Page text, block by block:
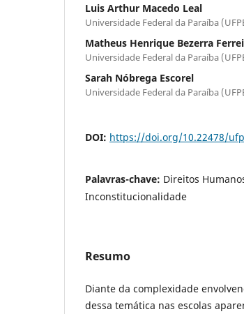
Luis Arthur Macedo Leal
Universidade Federal da Paraíba
Matheus Henrique Bezerra
Universidade Federal da Paraíba
Sarah Nóbrega Escorel
Universidade Federal da Paraíba
DOI: https://doi.org/10.22478/
Palavras-chave: Direitos
Inconstitucionalidade
Resumo
Diante da complexidade
dessa temática nas escolas